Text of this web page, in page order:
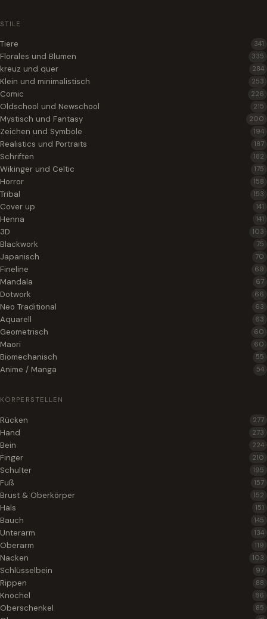
STILE
Tiere 341
Florales und Blumen 335
kreuz und quer 284
Klein und minimalistisch 253
Comic 226
Oldschool und Newschool 215
Mystisch und Fantasy 200
Zeichen und Symbole 194
Realistics und Portraits 187
Schriften 182
Wikinger und Celtic 175
Horror 158
Tribal 153
Cover up 141
Henna 141
3D 103
Blackwork 75
Japanisch 70
Fineline 69
Mandala 67
Dotwork 66
Neo Traditional 63
Aquarell 63
Geometrisch 60
Maori 60
Biomechanisch 55
Anime / Manga 54
KÖRPERSTELLEN
Rücken 277
Hand 273
Bein 224
Finger 210
Schulter 195
Fuß 157
Brust & Oberkörper 152
Hals 151
Bauch 145
Unterarm 134
Oberarm 119
Nacken 103
Schlüsselbein 97
Rippen 88
Knöchel 86
Oberschenkel 85